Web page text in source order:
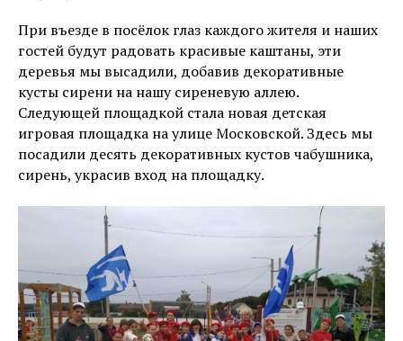
При въезде в посёлок глаз каждого жителя и наших
гостей будут радовать красивые каштаны, эти
деревья мы высадили, добавив декоративные
кусты сирени на нашу сиреневую аллею.
Следующей площадкой стала новая детская
игровая площадка на улице Московской. Здесь мы
посадили десять декоративных кустов чабушника,
сирень, украсив вход на площадку.